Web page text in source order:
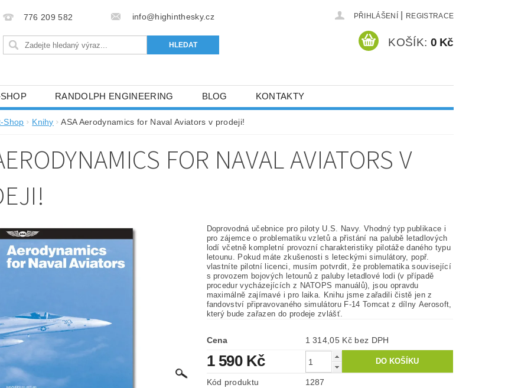
776 209 582 info@highinthesky.cz PŘIHLÁŠENÍ REGISTRACE
KOŠÍK: 0 Kč
RANDOLPH ENGINEERING BLOG KONTAKTY
OSOBNÍCH ÚDAJŮ (GDPR)
Shop Knihy ASA Aerodynamics for Naval Aviators v prodeji!
FOR NAVAL AVIATORS V
Doprovodná učebnice pro piloty U.S. Navy. Vhodný typ publikace i
pro zájemce o problematiku vzletů a přistání na palubě letadlových
lodí včetně kompletní provozní charakteristiky pilotáže daného typu
letounu. Pokud máte zkušenosti s leteckými simulátory, popř.
vlastníte pilotní licenci, musím potvrdit, že problematika související
s provozem bojových letounů z paluby letadlové lodi (v případě
procedur vycházejících z NATOPS manuálů), jsou opravdu
maximálně zajímavé i pro laika. Knihu jsme zařadili čistě jen z
fandovství připravovaného simulátoru F-14 Tomcat z dílny Aerosoft,
který bude zařazen do prodeje zvlášť.
Cena 1 314,05 Kč bez DPH
1 590 Kč
Kód produktu
1287